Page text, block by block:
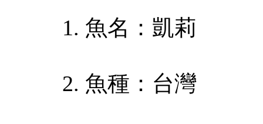
1. 魚名：凱莉
2. 魚種：台灣